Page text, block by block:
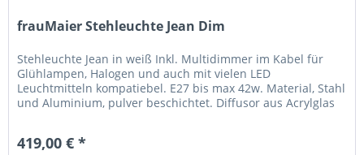
frauMaier Stehleuchte Jean Dim
Stehleuchte Jean in weiß Inkl. Multidimmer im Kabel für
Glühlampen, Halogen und auch mit vielen LED
Leuchtmitteln kompatiebel. E27 bis max 42w. Material, Stahl
und Aluminium, pulver beschichtet. Diffusor aus Acrylglas
419,00 € *